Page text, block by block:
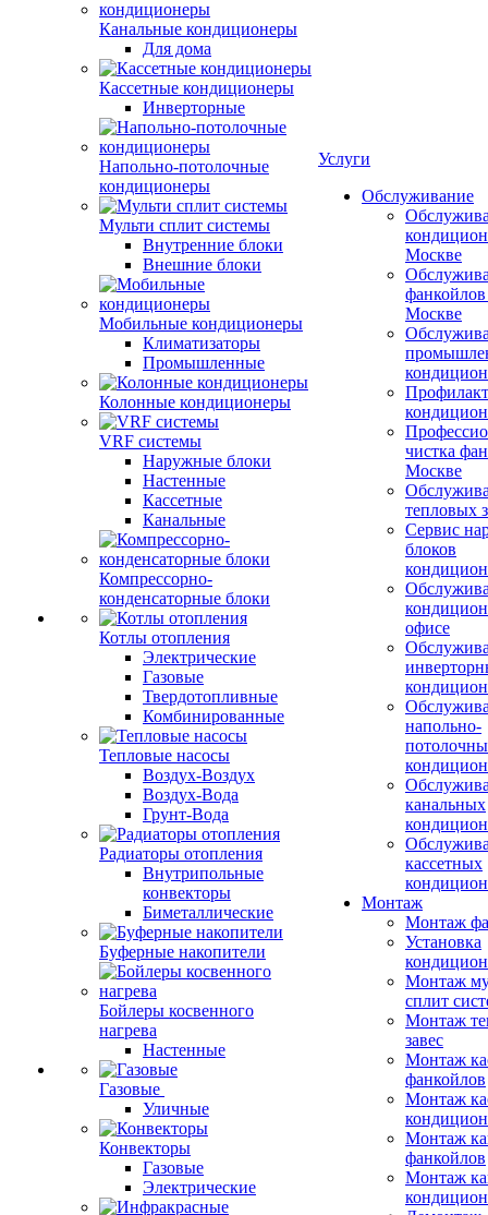
Канальные кондиционеры
Для дома
Кассетные кондиционеры
Инверторные
Напольно-потолочные
кондиционеры
Мульти сплит системы
Внутренние блоки
Внешние блоки
Мобильные кондиционеры
Климатизаторы
Промышленные
Колонные кондиционеры
VRF системы
Наружные блоки
Настенные
Кассетные
Канальные
Компрессорно-
конденсаторные блоки
Котлы отопления
Электрические
Газовые
Твердотопливные
Комбинированные
Тепловые насосы
Воздух-Воздух
Воздух-Вода
Грунт-Вода
Радиаторы отопления
Внутрипольные
конвекторы
Биметаллические
Буферные накопители
Бойлеры косвенного
нагрева
Настенные
Газовые
Уличные
Конвекторы
Газовые
Электрические
Услуги
Обслуживание
Москве
Москве
чистка
Москве
тепловых
Сервис
блоков
офисе
напольно-
канальных
кассетных
Монтаж
Монтаж
Установка
Монтаж
сплит
Монтаж
завес
Монтаж
фанкойлов
Монтаж
Монтаж
фанкойлов
Монтаж